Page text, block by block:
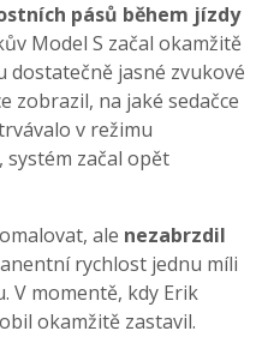
pásů během jízdy
Model S začal okamžitě
dostatečně jasné zvukové
zobrazil, na jaké sedačce
v režimu
začal opět
ale nezabrzdil
rychlost jednu míli
V momentě, kdy Erik
okamžitě zastavil.